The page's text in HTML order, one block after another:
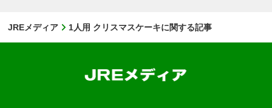
JREメディア 1人用 クリスマスケーキに関する記事